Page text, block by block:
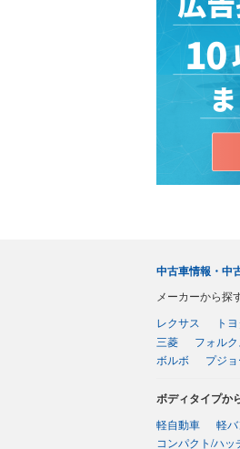
中古車情報・中
メーカーから探
レクサス
ト
三菱
フォル
ボルボ
プジ
ボディタイプか
軽自動車 軽
コンパクト/ハッ